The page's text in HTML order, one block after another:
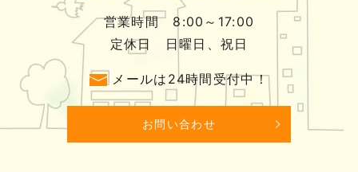
営業時間 8:00～17:00
定休日 日曜日、祝日
メールは24時間受付中！
お問い合わせ